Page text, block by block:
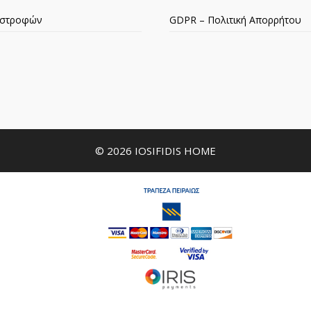
GDPR – Πολιτική Απορρήτου
© 2026 IOSIFIDIS HOME